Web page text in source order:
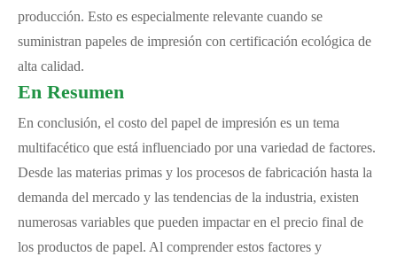
producción. Esto es especialmente relevante cuando se
suministran papeles de impresión con certificación ecológica de
alta calidad.
En Resumen
En conclusión, el costo del papel de impresión es un tema
multifacético que está influenciado por una variedad de factores.
Desde las materias primas y los procesos de fabricación hasta la
demanda del mercado y las tendencias de la industria, existen
numerosas variables que pueden impactar en el precio final de
los productos de papel. Al comprender estos factores y